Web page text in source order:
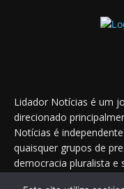
Lidador Notícias é um
direcionado
Notícias é
quaisquer grupos de
democracia pluralista e